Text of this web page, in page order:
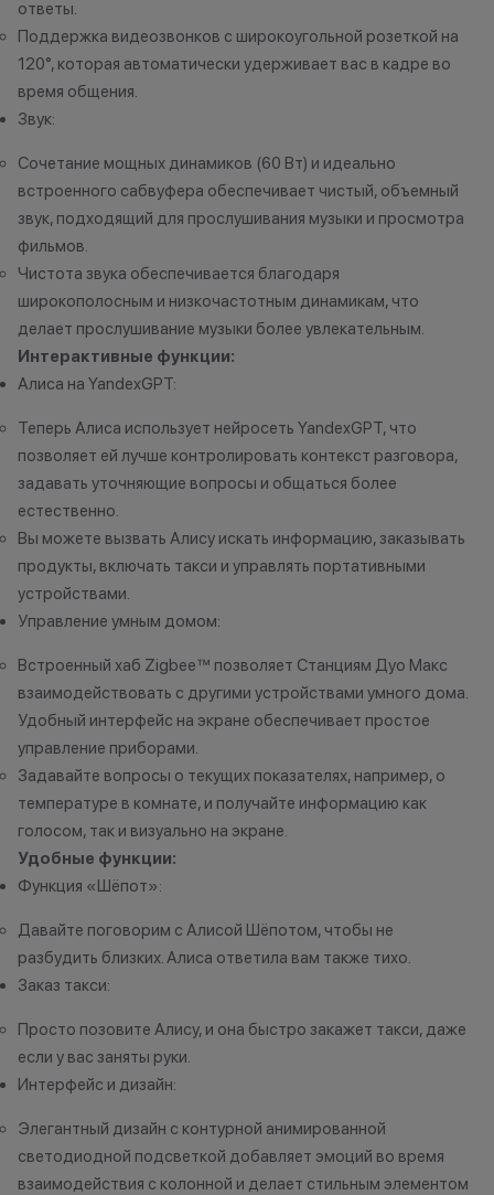
продукцию Apple;
до 2% от чека — на новые iPhone;
Новый в прайде
Кэшбэк: 2%
Заряженный хищник
Кэшбэк: 3%
Кэшбэк: 4%
Вожак стаи
Кэшбэк: 5%
Важно знать
1 бонусный балл = 1 рубль.
сразу после покупки.
Все цены и условия не являются
публичной офертой. Актуальную
нашем колл-центре.
*Акции и бонусы не суммируются.
*Данная акция не является
публичной офертой и носит
характер.
•Организатор (продавец) имеет
право отказать в заключении
нарушение правил акции, иные
обоснованные причины).
•Организатор (продавец) на свое
усмотрение имеет право
ответы.
Поддержка видеозвонков с широкоугольной розеткой на
120°, которая автоматически удерживает вас в кадре во
время общения.
Звук:
Сочетание мощных динамиков (60 Вт) и идеально
встроенного сабвуфера обеспечивает чистый, объемный
звук, подходящий для прослушивания музыки и просмотра
фильмов.
Чистота звука обеспечивается благодаря
широкополосным и низкочастотным динамикам, что
делает прослушивание музыки более увлекательным.
Интерактивные функции:
Алиса на YandexGPT:
Теперь Алиса использует нейросеть YandexGPT, что
позволяет ей лучше контролировать контекст разговора,
задавать уточняющие вопросы и общаться более
естественно.
Вы можете вызвать Алису искать информацию, заказывать
продукты, включать такси и управлять портативными
устройствами.
Управление умным домом:
Встроенный хаб Zigbee™ позволяет Станциям Дуо Макс
взаимодействовать с другими устройствами умного дома.
Удобный интерфейс на экране обеспечивает простое
управление приборами.
Задавайте вопросы о текущих показателях, например, о
температуре в комнате, и получайте информацию как
голосом, так и визуально на экране.
Удобные функции:
Функция «Шёпот»:
Давайте поговорим с Алисой Шёпотом, чтобы не
разбудить близких. Алиса ответила вам также тихо.
Заказ такси:
Просто позовите Алису, и она быстро закажет такси, даже
если у вас заняты руки.
Интерфейс и дизайн:
Элегантный дизайн с контурной анимированной
светодиодной подсветкой добавляет эмоций во время
взаимодействия с колонной и делает стильным элементом